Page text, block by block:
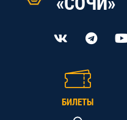
БИЛЕТЫ